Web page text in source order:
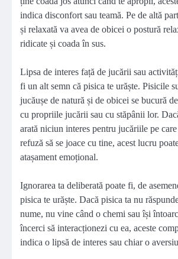
indica disconfort sau teamă. Pe de altă
și relaxată va avea de obicei o postură
ridicate și coada în sus.
Lipsa de interes față de jucării sau
fi un alt semn că pisica te urăște. Pisicile
jucăușe de natură și de obicei se bucură
cu propriile jucării sau cu stăpânii lor.
arată niciun interes pentru jucăriile pe
refuză să se joace cu tine, acest lucru
atașament emoțional.
Ignorarea ta deliberată poate fi, de
pisica te urăște. Dacă pisica ta nu
nume, nu vine când o chemi sau își
încerci să interacționezi cu ea, aceste
indica o lipsă de interes sau chiar o